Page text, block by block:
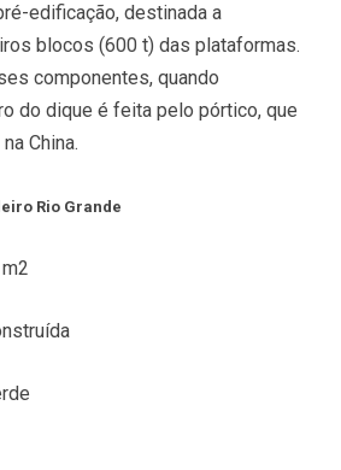
edificação, destinada a
blocos (600 t) das plataformas.
componentes, quando
do dique é feita pelo pórtico, que
China.
Rio Grande